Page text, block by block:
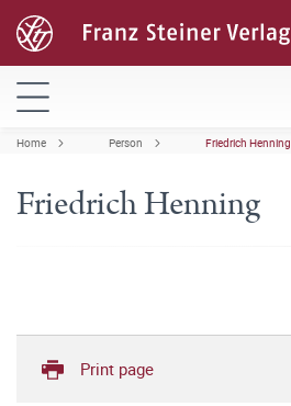
Home Person Friedrich Henning
Friedrich Henning
Print page